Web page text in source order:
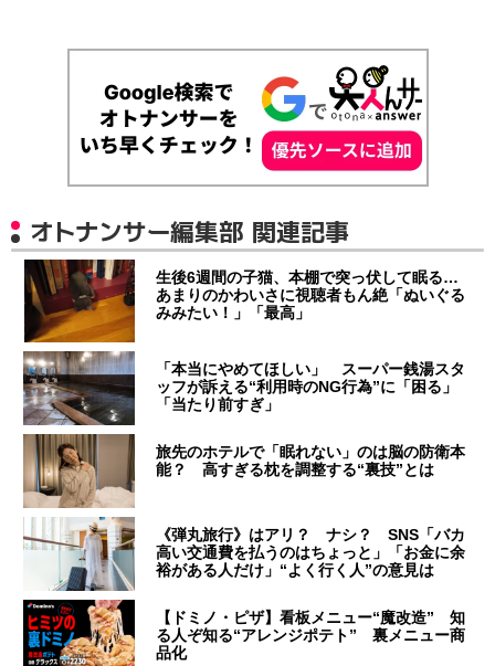
オトナンサー編集部 関連記事
生後6週間の子猫、本棚で突っ伏して眠る…
あまりのかわいさに視聴者もん絶「ぬいぐる
みみたい！」「最高」
「本当にやめてほしい」 スーパー銭湯スタ
ッフが訴える“利用時のNG行為”に「困る」
「当たり前すぎ」
旅先のホテルで「眠れない」のは脳の防衛本
能？ 高すぎる枕を調整する“裏技”とは
《弾丸旅行》はアリ？ ナシ？ SNS「バカ
高い交通費を払うのはちょっと」「お金に余
裕がある人だけ」“よく行く人”の意見は
【ドミノ・ピザ】看板メニュー“魔改造” 知
る人ぞ知る“アレンジポテト” 裏メニュー商
品化